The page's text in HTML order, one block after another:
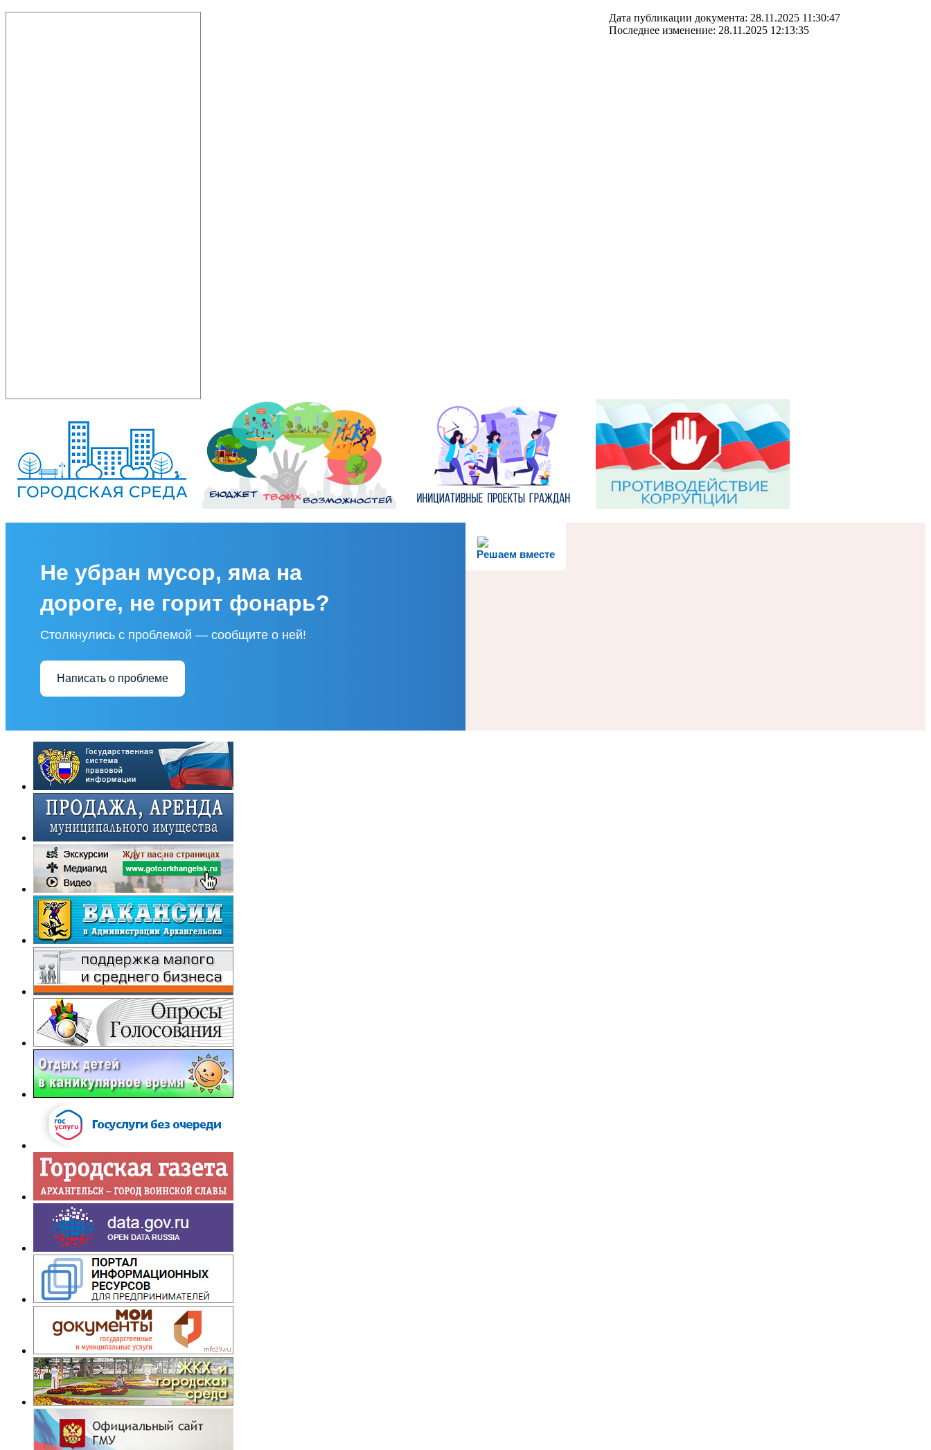
Дата публикации документа: 28.11.2025 11:30:47
Последнее изменение: 28.11.2025 12:13:35
Решаем вместе
Не убран мусор, яма на
дороге, не горит фонарь?
Столкнулись с проблемой — сообщите о ней!
Написать о проблеме